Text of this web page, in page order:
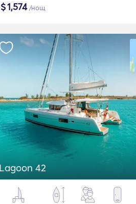
$1,574/нощ
Lagoon 42